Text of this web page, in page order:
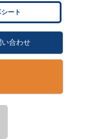
ート
い合わせ